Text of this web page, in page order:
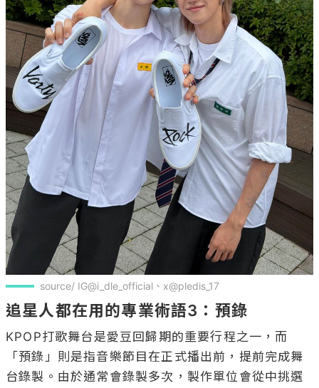
source/ IG@i_dle_official、x@pledis_17
追星人都在用的專業術語3：預錄
KPOP打歌舞台是愛豆回歸期的重要行程之一，而
「預錄」則是指音樂節目在正式播出前，提前完成舞
台錄製。由於通常會錄製多次，製作單位會從中挑選